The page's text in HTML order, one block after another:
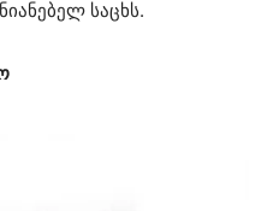
საცხს.